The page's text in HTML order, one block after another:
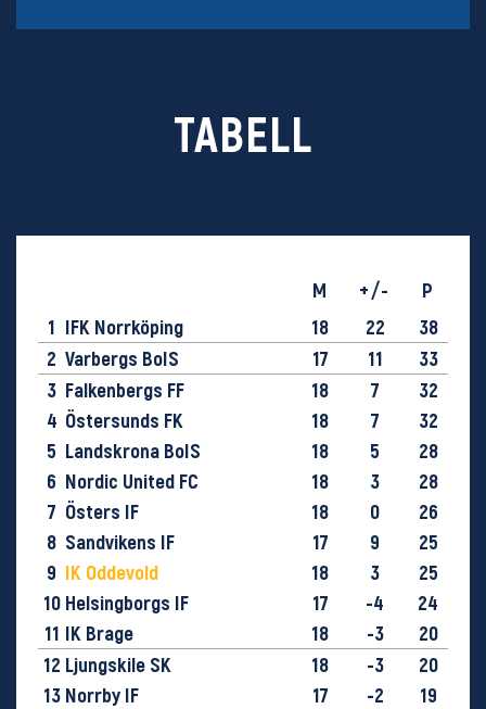
TABELL
M +/-
P
1 IFK Norrköping 18 22
38
2 Varbergs BoIS 17 11
33
3 Falkenbergs FF 18 7
32
4 Östersunds FK 18 7
32
5 Landskrona BoIS 18 5
28
6 Nordic United FC 18 3
28
7 Östers IF 18 0
26
8 Sandvikens IF 17 9
25
9 IK Oddevold 18 3
25
10 Helsingborgs IF 17 -4
24
11 IK Brage 18 -3
20
12 Ljungskile SK 18 -3
20
13 Norrby IF 17 -2 19